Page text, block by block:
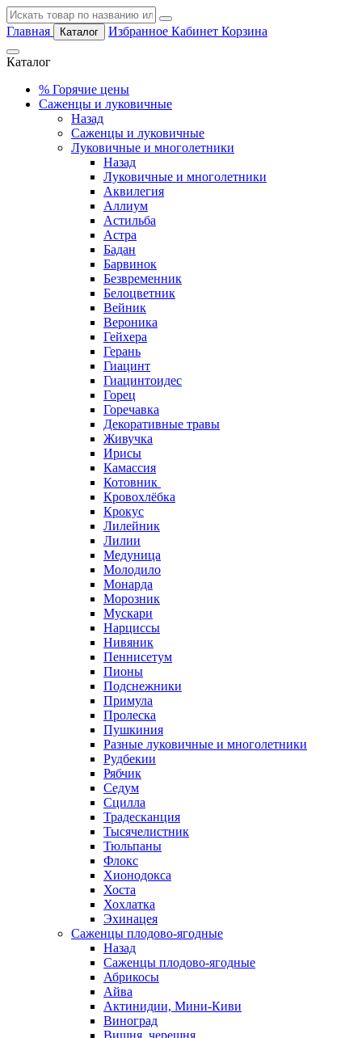
Главная Каталог Избранное Кабинет Корзина
Каталог
% Горячие цены
Саженцы и луковичные
Назад
Саженцы и луковичные
Луковичные и многолетники
Назад
Луковичные и многолетники
Аквилегия
Аллиум
Астильба
Астра
Бадан
Барвинок
Безвременник
Белоцветник
Вейник
Вероника
Гейхера
Герань
Гиацинт
Гиацинтоидес
Горец
Горечавка
Декоративные травы
Живучка
Ирисы
Камассия
Котовник
Кровохлёбка
Крокус
Лилейник
Лилии
Медуница
Молодило
Монарда
Морозник
Мускари
Нарциссы
Нивяник
Пеннисетум
Пионы
Подснежники
Примула
Пролеска
Пушкиния
Разные луковичные и многолетники
Рудбекии
Рябчик
Седум
Сцилла
Традесканция
Тысячелистник
Тюльпаны
Флокс
Хионодокса
Хоста
Хохлатка
Эхинацея
Саженцы плодово-ягодные
Назад
Саженцы плодово-ягодные
Абрикосы
Айва
Актинидии, Мини-Киви
Виноград
Вишня, черешня